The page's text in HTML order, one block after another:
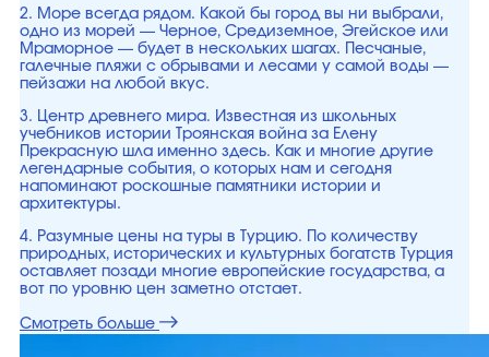
2. Море всегда рядом. Какой бы город вы ни выбрали,
одно из морей — Черное, Средиземное, Эгейское или
Мраморное — будет в нескольких шагах. Песчаные,
галечные пляжи с обрывами и лесами у самой воды —
пейзажи на любой вкус.
3. Центр древнего мира. Известная из школьных
учебников истории Троянская война за Елену
Прекрасную шла именно здесь. Как и многие другие
легендарные события, о которых нам и сегодня
напоминают роскошные памятники истории и
архитектуры.
4. Разумные цены на туры в Турцию. По количеству
природных, исторических и культурных богатств Турция
оставляет позади многие европейские государства, а
вот по уровню цен заметно отстает.
Смотреть больше